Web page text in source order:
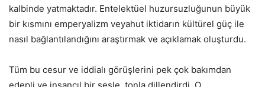
kalbinde yatmaktadır. Entelektüel huzursuzluğunun büyük
bir kısmını emperyalizm veyahut iktidarın kültürel güç ile
nasıl bağlantılandığını araştırmak ve açıklamak oluşturdu.
Tüm bu cesur ve iddialı görüşlerini pek çok bakımdan